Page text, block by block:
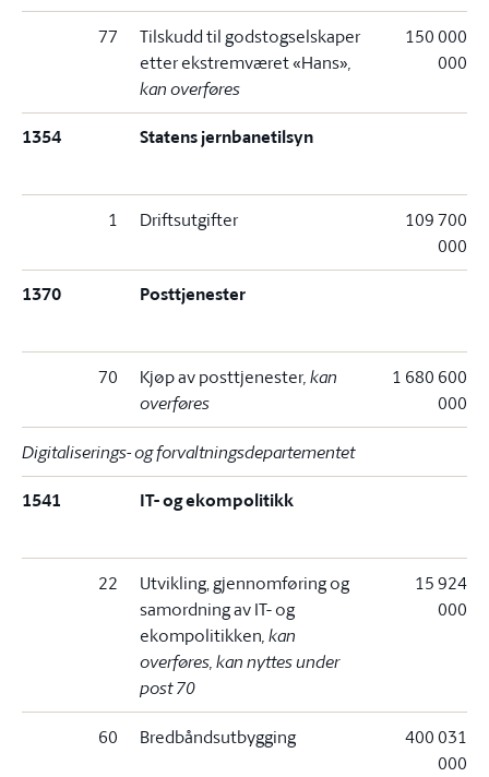
77
Tilskudd til godstogselskaper
etter ekstremværet «Hans»,
kan overføres
150 000
000
1354 Statens jernbanetilsyn
1 Driftsutgifter
109 700
000
1370 Posttjenester
70 Kjøp av posttjenester, kan
overføres
1 680 600
000
Digitaliserings- og forvaltningsdepartementet
1541 IT- og ekompolitikk
22
Utvikling, gjennomføring og
samordning av IT- og
ekompolitikken, kan
overføres, kan nyttes under
post 70
15 924
000
60 Bredbåndsutbygging
400 031
000